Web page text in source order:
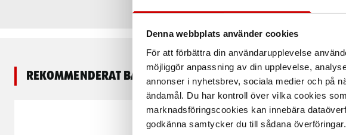
Denna webbplats använder cookies
För att förbättra din användarupplevelse
möjliggör anpassning av din upplevelse,
annonser i nyhetsbrev, sociala medier och på
ändamål. Du har kontroll över vilka cookies
marknadsföringscookies kan innebära
godkänna samtycker du till sådana
Rekommenderat baserat på vald produkt